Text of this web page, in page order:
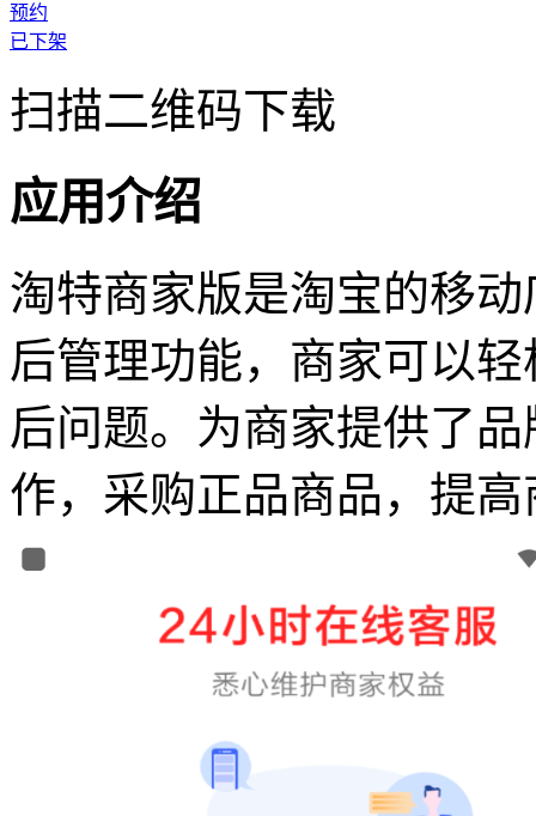
预约
已下架
扫描二维码下载
应用介绍
淘特商家版是淘宝的移
后管理功能，商家可以
后问题。为商家提供了
作，采购正品商品，提